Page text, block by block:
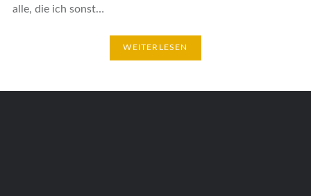
alle, die ich sonst…
WEITERLESEN